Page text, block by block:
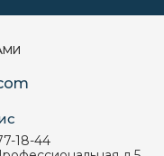
18-44